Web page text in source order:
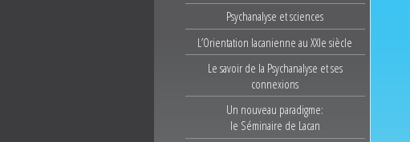
Psychanalyse et sciences
L’Orientation lacanienne au XXIe siècle
Le savoir de la Psychanalyse et ses
connexions
Un nouveau paradigme:
le Séminaire de Lacan